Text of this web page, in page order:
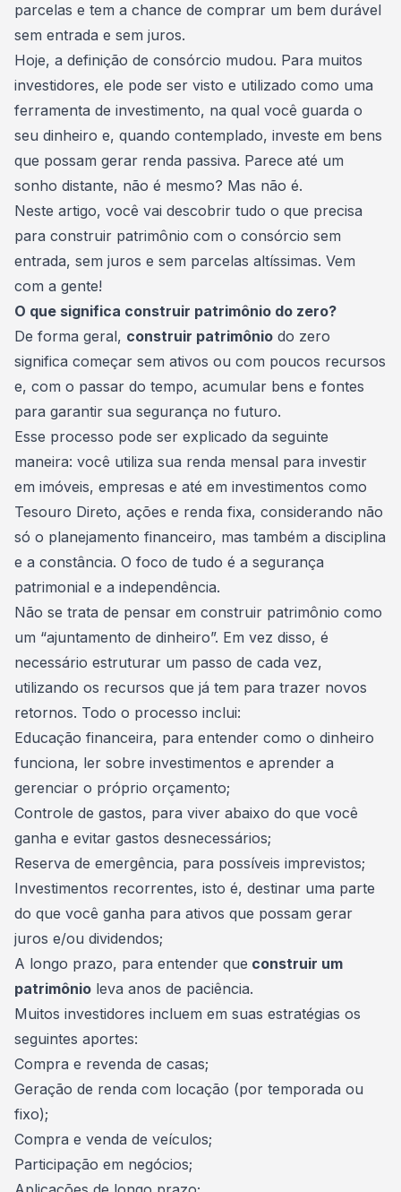
parcelas e tem a chance de comprar um bem durável
sem entrada e sem juros.
Hoje, a definição de consórcio mudou. Para muitos
investidores, ele pode ser visto e utilizado como uma
ferramenta de investimento, na qual você guarda o
seu dinheiro e, quando contemplado, investe em bens
que possam gerar renda passiva. Parece até um
sonho distante, não é mesmo? Mas não é.
Neste artigo, você vai descobrir tudo o que precisa
para construir patrimônio com o consórcio sem
entrada, sem juros e sem parcelas altíssimas. Vem
com a gente!
O que significa construir patrimônio do zero?
De forma geral, construir patrimônio do zero
significa começar sem ativos ou com poucos recursos
e, com o passar do tempo, acumular bens e fontes
para garantir sua segurança no futuro.
Esse processo pode ser explicado da seguinte
maneira: você utiliza sua renda mensal para investir
em imóveis, empresas e até em investimentos como
Tesouro Direto, ações e renda fixa, considerando não
só o planejamento financeiro, mas também a disciplina
e a constância. O foco de tudo é a segurança
patrimonial e a independência.
Não se trata de pensar em construir patrimônio como
um “ajuntamento de dinheiro”. Em vez disso, é
necessário estruturar um passo de cada vez,
utilizando os recursos que já tem para trazer novos
retornos. Todo o processo inclui:
Educação financeira, para entender como o dinheiro
funciona, ler sobre investimentos e aprender a
gerenciar o próprio orçamento;
Controle de gastos, para viver abaixo do que você
ganha e evitar gastos desnecessários;
Reserva de emergência, para possíveis imprevistos;
Investimentos recorrentes, isto é, destinar uma parte
do que você ganha para ativos que possam gerar
juros e/ou dividendos;
A longo prazo, para entender que construir um
patrimônio leva anos de paciência.
Muitos investidores incluem em suas estratégias os
seguintes aportes:
Compra e revenda de casas;
Geração de renda com locação (por temporada ou
fixo);
Compra e venda de veículos;
Participação em negócios;